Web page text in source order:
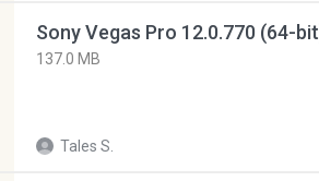
137.0 MB
Tales S.